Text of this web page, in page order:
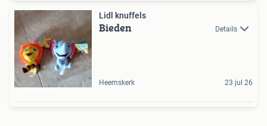
Lidl knuffels
Bieden Details
Heemskerk 23 jul 26